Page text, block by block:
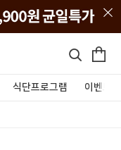
식단프로그램 이벤트&